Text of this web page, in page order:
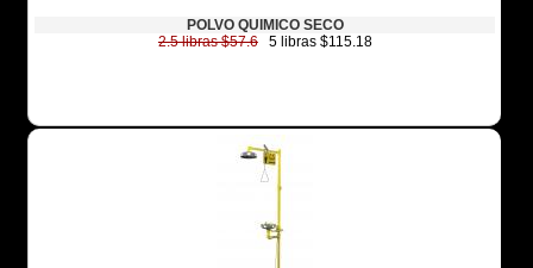
POLVO QUIMICO SECO
2.5 libras $57.65 libras $115.18